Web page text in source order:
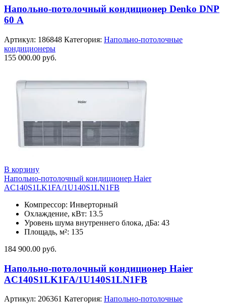
Напольно-потолочный кондиционер Denko DNP
60 А
Артикул: 186848 Категория: Напольно-потолочные
кондиционеры
155 000.00 руб.
В корзину
Напольно-потолочный кондиционер Haier
AC140S1LK1FA/1U140S1LN1FB
Компрессор: Инверторный
Охлаждение, кВт: 13.5
Уровень шума внутреннего блока, дБа: 43
Площадь, м²: 135
184 900.00 руб.
Напольно-потолочный кондиционер Haier
AC140S1LK1FA/1U140S1LN1FB
Артикул: 206361 Категория: Напольно-потолочные